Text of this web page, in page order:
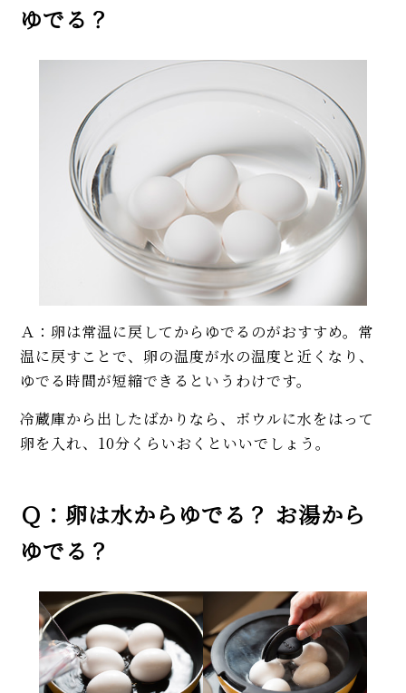
ゆでる？
Ａ：卵は常温に戻してからゆでるのがおすすめ。常
温に戻すことで、卵の温度が水の温度と近くなり、
ゆでる時間が短縮できるというわけです。
冷蔵庫から出したばかりなら、ボウルに水をはって
卵を入れ、10分くらいおくといいでしょう。
Ｑ：卵は水からゆでる？ お湯から
ゆでる？